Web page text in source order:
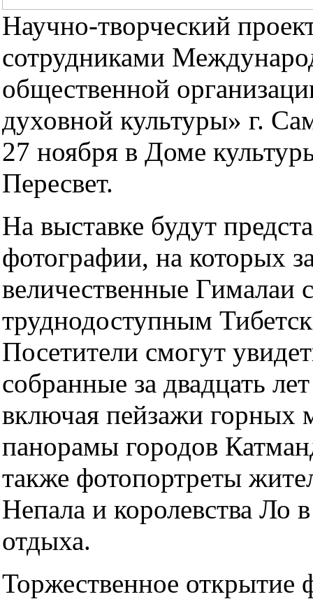
Научно-творческий
сотрудниками
общественной
духовной культуры» г.
27 ноября в Доме
Пересвет.
На выставке будут
фотографии, на которых
величественные Гималаи
труднодоступным
Посетители смогут
собранные за двадцать
включая пейзажи горных
панорамы городов
также фотопортреты
Непала и королевства Ло
отдыха.
Торжественное открытие